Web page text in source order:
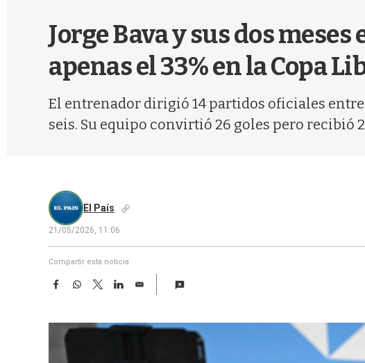
Jorge Bava y sus dos
apenas el 33% en la Copa
El entrenador dirigió 14 partidos oficiales
seis. Su equipo convirtió 26 goles pero recibió
El País
21/05/2026, 11:06
Compartir esta noticia
F
e
b
o
W
t
T
w
t
L
k
E
i